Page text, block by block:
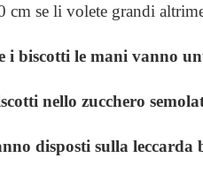
cm se li volete grandi
i biscotti le mani vanno
nello zucchero
disposti sulla leccarda